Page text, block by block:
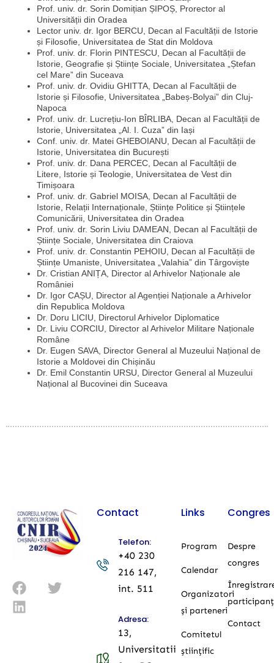
Prof. univ. dr. Sorin Domițian ȘIPOȘ, Prorector al
Universității din Oradea
Lector univ. dr. Igor BERCU, Decan al Facultății de Istorie
și Filosofie, Universitatea de Stat din Moldova
Prof. univ. dr. Florin PINTESCU, Decan al Facultății de
Istorie, Geografie și Științe Sociale, Universitatea „Ștefan
cel Mare” din Suceava
Prof. univ. dr. Ovidiu GHITTA, Decan al Facultății de
Istorie și Filosofie, Universitatea „Babeș-Bolyai” din Cluj-
Napoca
Prof. univ. dr. Lucrețiu-Ion BÎRLIBA, Decan al Facultății de
Istorie, Universitatea „Al. I. Cuza” din Iași
Conf. univ. dr. Matei GHEBOIANU, Decan al Facultății de
Istorie, Universitatea din București
Prof. univ. dr. Dana PERCEC, Decan al Facultății de
Litere, Istorie și Teologie, Universitatea de Vest din
Timișoara
Prof. univ. dr. Gabriel MOISA, Decan al Facultății de
Istorie, Relații Internaționale, Științe Politice și Științele
Comunicării, Universitatea din Oradea
Prof. univ. dr. Sorin Liviu DAMEAN, Decan al Facultății de
Științe Sociale, Universitatea din Craiova
Prof. univ. dr. Constantin PEHOIU, Decan al Facultății de
Științe Umaniste, Universitatea „Valahia” din Târgoviște
Dr. Cristian ANIȚA, Director al Arhivelor Naționale ale
României
Dr. Igor CAȘU, Director al Agenției Naționale a Arhivelor
din Republica Moldova
Dr. Doru LICIU, Directorul Arhivelor Diplomatice
Dr. Liviu CORCIU, Director al Arhivelor Militare Naționale
Române
Dr. Eugen SAVA, Director General al Muzeului Național de
Istorie a Moldovei din Chișinău
Dr. Emil Constantin URSU, Director General al Muzeului
Național al Bucovinei din Suceava
Contact
Telefon:
+40 230
216 147,
int. 511
Adresa:
13,
Universitatii
Links
Program
Calendar
Organizatori
și parteneri
Comitetul
științific
Congres
Despre
congres
Contact